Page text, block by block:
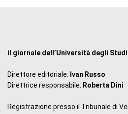
il giornale dell’Università degli
Direttore editoriale: Ivan Russo
Direttrice responsabile: Roberta Dini
Registrazione presso il Tribunale di